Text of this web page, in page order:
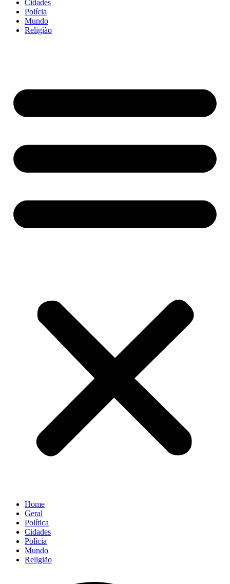
Cidades
Polícia
Mundo
Religião
Home
Geral
Política
Cidades
Polícia
Mundo
Religião